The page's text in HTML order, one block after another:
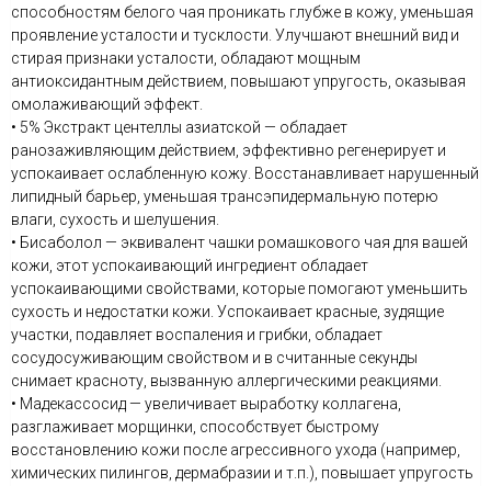
способностям белого чая проникать глубже в кожу, уменьшая
проявление усталости и тусклости. Улучшают внешний вид и
стирая признаки усталости, обладают мощным
антиоксидантным действием, повышают упругость, оказывая
омолаживающий эффект.
• 5% Экстракт центеллы азиатской — обладает
ранозаживляющим действием, эффективно регенерирует и
успокаивает ослабленную кожу. Восстанавливает нарушенный
липидный барьер, уменьшая трансэпидермальную потерю
влаги, сухость и шелушения.
• Бисаболол — эквивалент чашки ромашкового чая для вашей
кожи, этот успокаивающий ингредиент обладает
успокаивающими свойствами, которые помогают уменьшить
сухость и недостатки кожи. Успокаивает красные, зудящие
участки, подавляет воспаления и грибки, обладает
сосудосуживающим свойством и в считанные секунды
снимает красноту, вызванную аллергическими реакциями.
• Мадекассосид — увеличивает выработку коллагена,
разглаживает морщинки, способствует быстрому
восстановлению кожи после агрессивного ухода (например,
химических пилингов, дермабразии и т.п.), повышает упругость